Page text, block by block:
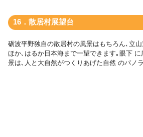
16．散居村展望台
砺波平野独自の散居村の風景はもちろん､立
ほか､はるか日本海まで一望できます｡眼下 に
景は､人と大自然がつくりあげた自然 のパノ